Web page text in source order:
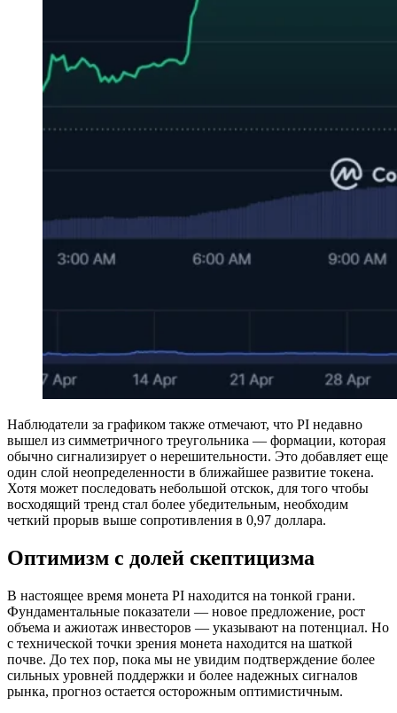
Наблюдатели за графиком также отмечают, что PI недавно
вышел из симметричного треугольника — формации, которая
обычно сигнализирует о нерешительности. Это добавляет еще
один слой неопределенности в ближайшее развитие токена.
Хотя может последовать небольшой отскок, для того чтобы
восходящий тренд стал более убедительным, необходим
четкий прорыв выше сопротивления в 0,97 доллара.
Оптимизм с долей скептицизма
В настоящее время монета PI находится на тонкой грани.
Фундаментальные показатели — новое предложение, рост
объема и ажиотаж инвесторов — указывают на потенциал. Но
с технической точки зрения монета находится на шаткой
почве. До тех пор, пока мы не увидим подтверждение более
сильных уровней поддержки и более надежных сигналов
рынка, прогноз остается осторожным оптимистичным.